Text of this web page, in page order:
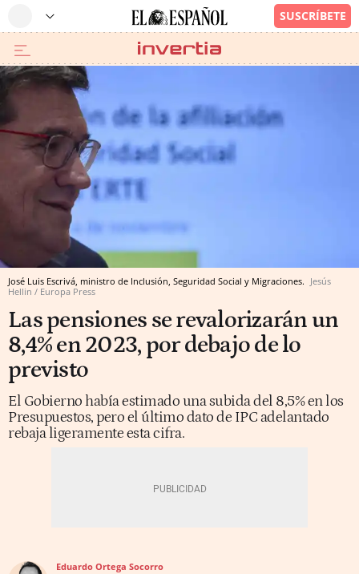
José Luis Escrivá, ministro de Inclusión, Seguridad Social y Migraciones. Jesús
Hellin / Europa Press
Las pensiones se revalorizarán un
8,4% en 2023, por debajo de lo
previsto
El Gobierno había estimado una subida del 8,5% en los
Presupuestos, pero el último dato de IPC adelantado
rebaja ligeramente esta cifra.
Eduardo Ortega Socorro